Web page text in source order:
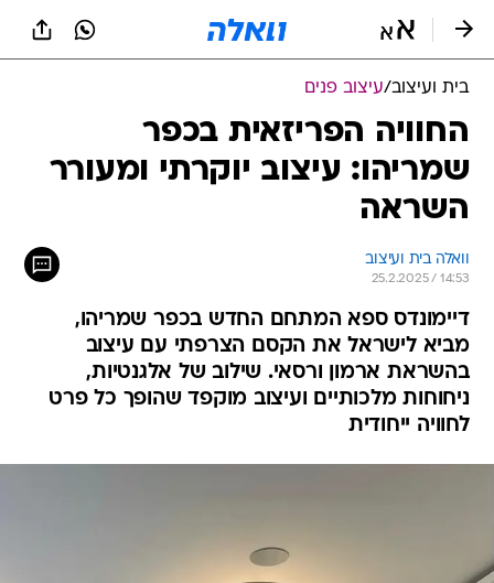
בית ועיצוב/עיצוב פנים
החוויה הפריזאית בכפר
שמריהו: עיצוב יוקרתי ומעורר
השראה
וואלה בית ועיצוב
25.2.2025 / 14:53
דיימונדס ספא המתחם החדש בכפר שמריהו,
מביא לישראל את הקסם הצרפתי עם עיצוב
בהשראת ארמון ורסאי. שילוב של אלגנטיות,
ניחוחות מלכותיים ועיצוב מוקפד שהופך כל פרט
לחוויה ייחודית